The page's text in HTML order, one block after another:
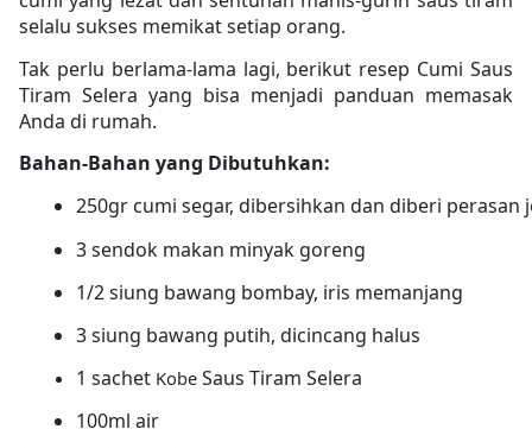
selalu sukses memikat setiap orang.
Tak perlu berlama-lama lagi, berikut resep Cumi Saus
Tiram Selera yang bisa menjadi panduan memasak
Anda di rumah.
Bahan-Bahan yang Dibutuhkan:
250gr cumi segar, dibersihkan dan diberi perasan
3 sendok makan minyak goreng
1/2 siung bawang bombay, iris memanjang
3 siung bawang putih, dicincang halus
1 sachet Kobe Saus Tiram Selera
100ml air